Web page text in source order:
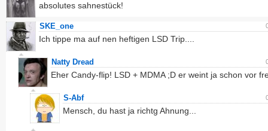
absolutes sahnestück!
SKE_one
Ich tippe ma auf nen heftigen LSD Trip....
Natty Dread
Eher Candy-flip! LSD + MDMA ;D er weint ja schon vor
S-Abf
Mensch, du hast ja richtg Ahnung...